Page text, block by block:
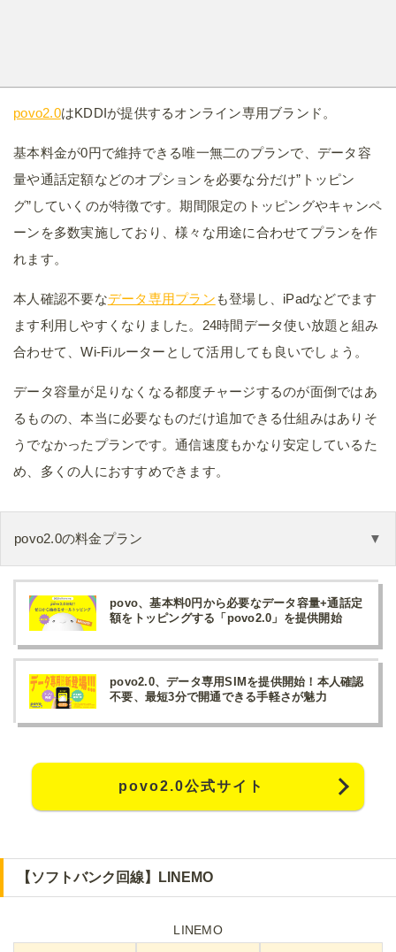
povo2.0はKDDIが提供するオンライン専用ブランド。
基本料金が0円で維持できる唯一無二のプランで、データ容
量や通話定額などのオプションを必要な分だけ”トッピン
グ”していくのが特徴です。期間限定のトッピングやキャンペ
ーンを多数実施しており、様々な用途に合わせてプランを作
れます。
本人確認不要なデータ専用プラン も登場し、iPadなどでます
ます利用しやすくなりました。24時間データ使い放題と組み
合わせて、Wi-Fiルーターとして活用しても良いでしょう。
データ容量が足りなくなる都度チャージするのが面倒ではあ
るものの、本当に必要なものだけ追加できる仕組みはありそ
うでなかったプランです。通信速度もかなり安定しているた
め、多くの人におすすめできます。
povo2.0の料金プラン
povo、基本料0円から必要なデータ容量+通話定
額をトッピングする「povo2.0」を提供開始
povo2.0、データ専用SIMを提供開始！本人確認
不要、最短3分で開通できる手軽さが魅力
povo2.0公式サイト
【ソフトバンク回線】LINEMO
LINEMO